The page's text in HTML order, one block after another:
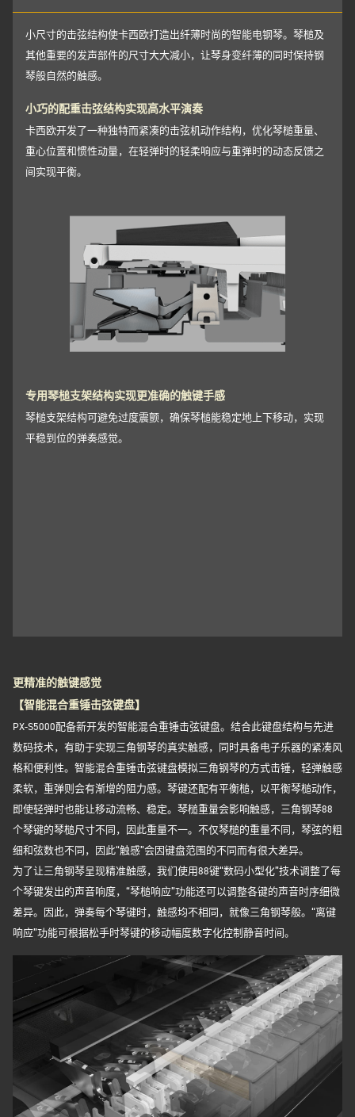
小尺寸的击弦结构使卡西欧打造出纤薄时尚的智能电钢琴。琴槌及
其他重要的发声部件的尺寸大大减小，让琴身变纤薄的同时保持钢
琴般自然的触感。
小巧的配重击弦结构实现高水平演奏
卡西欧开发了一种独特而紧凑的击弦机动作结构，优化琴槌重量、
重心位置和惯性动量，在轻弹时的轻柔响应与重弹时的动态反馈之
间实现平衡。
专用琴槌支架结构实现更准确的触键手感
琴槌支架结构可避免过度震颤，确保琴槌能稳定地上下移动，实现
平稳到位的弹奏感觉。
更精准的触键感觉
【智能混合重锤击弦键盘】
PX-S5000配备新开发的智能混合重锤击弦键盘。结合此键盘结构与先进
数码技术，有助于实现三角钢琴的真实触感，同时具备电子乐器的紧凑风
格和便利性。智能混合重锤击弦键盘模拟三角钢琴的方式击锤，轻弹触感
柔软，重弹则会有渐增的阻力感。琴键还配有平衡槌，以平衡琴槌动作，
即使轻弹时也能让移动流畅、稳定。琴槌重量会影响触感，三角钢琴88
个琴键的琴槌尺寸不同，因此重量不一。不仅琴槌的重量不同，琴弦的粗
细和弦数也不同，因此“触感”会因键盘范围的不同而有很大差异。
为了让三角钢琴呈现精准触感，我们使用88键“数码小型化”技术调整了每
个琴键发出的声音响度，“琴槌响应”功能还可以调整各键的声音时序细微
差异。因此，弹奏每个琴键时，触感均不相同，就像三角钢琴般。“离键
响应”功能可根据松手时琴键的移动幅度数字化控制静音时间。